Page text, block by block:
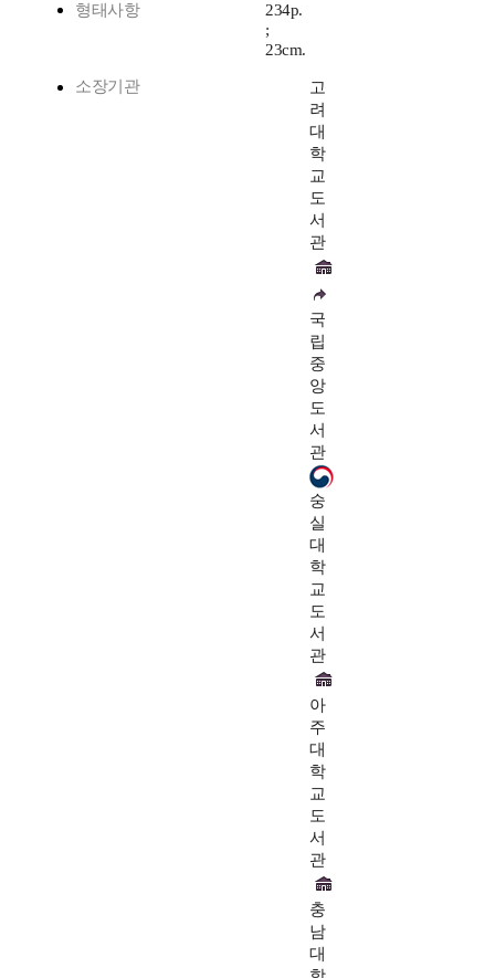
형태사항
234p.
;
23cm.
소장기관
고
려
대
학
교
도
서
관
국
립
중
앙
도
서
관
숭
실
대
학
교
도
서
관
아
주
대
학
교
도
서
관
충
남
대